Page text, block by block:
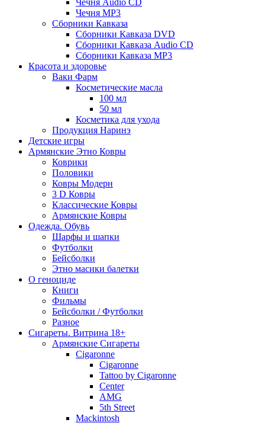
Чечня Audio CD
Чечня MP3
Сборники Кавказа
Сборники Кавказа DVD
Сборники Кавказа Audio CD
Сборники Кавказа MP3
Красота и здоровье
Ваки Фарм
Косметические масла
100 мл
50 мл
Косметика для ухода
Продукция Наринэ
Детские игры
Армянские Этно Ковры
Коврики
Половики
Ковры Модерн
3 D Ковры
Классические Ковры
Армянские Ковры
Одежда. Обувь
Шарфы и шапки
Футболки
Бейсболки
Этно масики балетки
О геноциде
Книги
Фильмы
Бейсболки / Футболки
Разное
Сигареты. Витрина 18+
Армянские Сигареты
Cigaronne
Cigaronne
Tattoo by Cigaronne
Center
AMG
5th Street
Mackintosh